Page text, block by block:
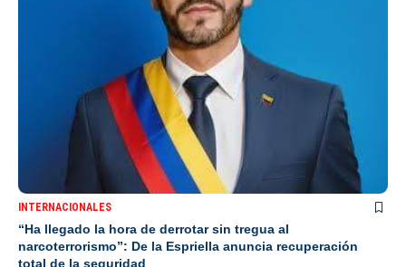
INTERNACIONALES
“Ha llegado la hora de derrotar sin tregua al
narcoterrorismo”: De la Espriella anuncia recuperación
total de la seguridad